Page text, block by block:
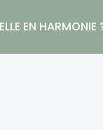
EN HARMONIE